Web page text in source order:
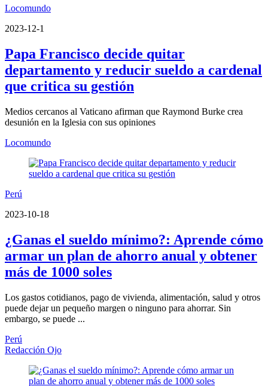
Locomundo
2023-12-1
Papa Francisco decide quitar
departamento y reducir sueldo a cardenal
que critica su gestión
Medios cercanos al Vaticano afirman que Raymond Burke crea
desunión en la Iglesia con sus opiniones
Locomundo
Perú
2023-10-18
¿Ganas el sueldo mínimo?: Aprende cómo
armar un plan de ahorro anual y obtener
más de 1000 soles
Los gastos cotidianos, pago de vivienda, alimentación, salud y otros
puede dejar un pequeño margen o ninguno para ahorrar. Sin
embargo, se puede ...
Perú
Redacción Ojo